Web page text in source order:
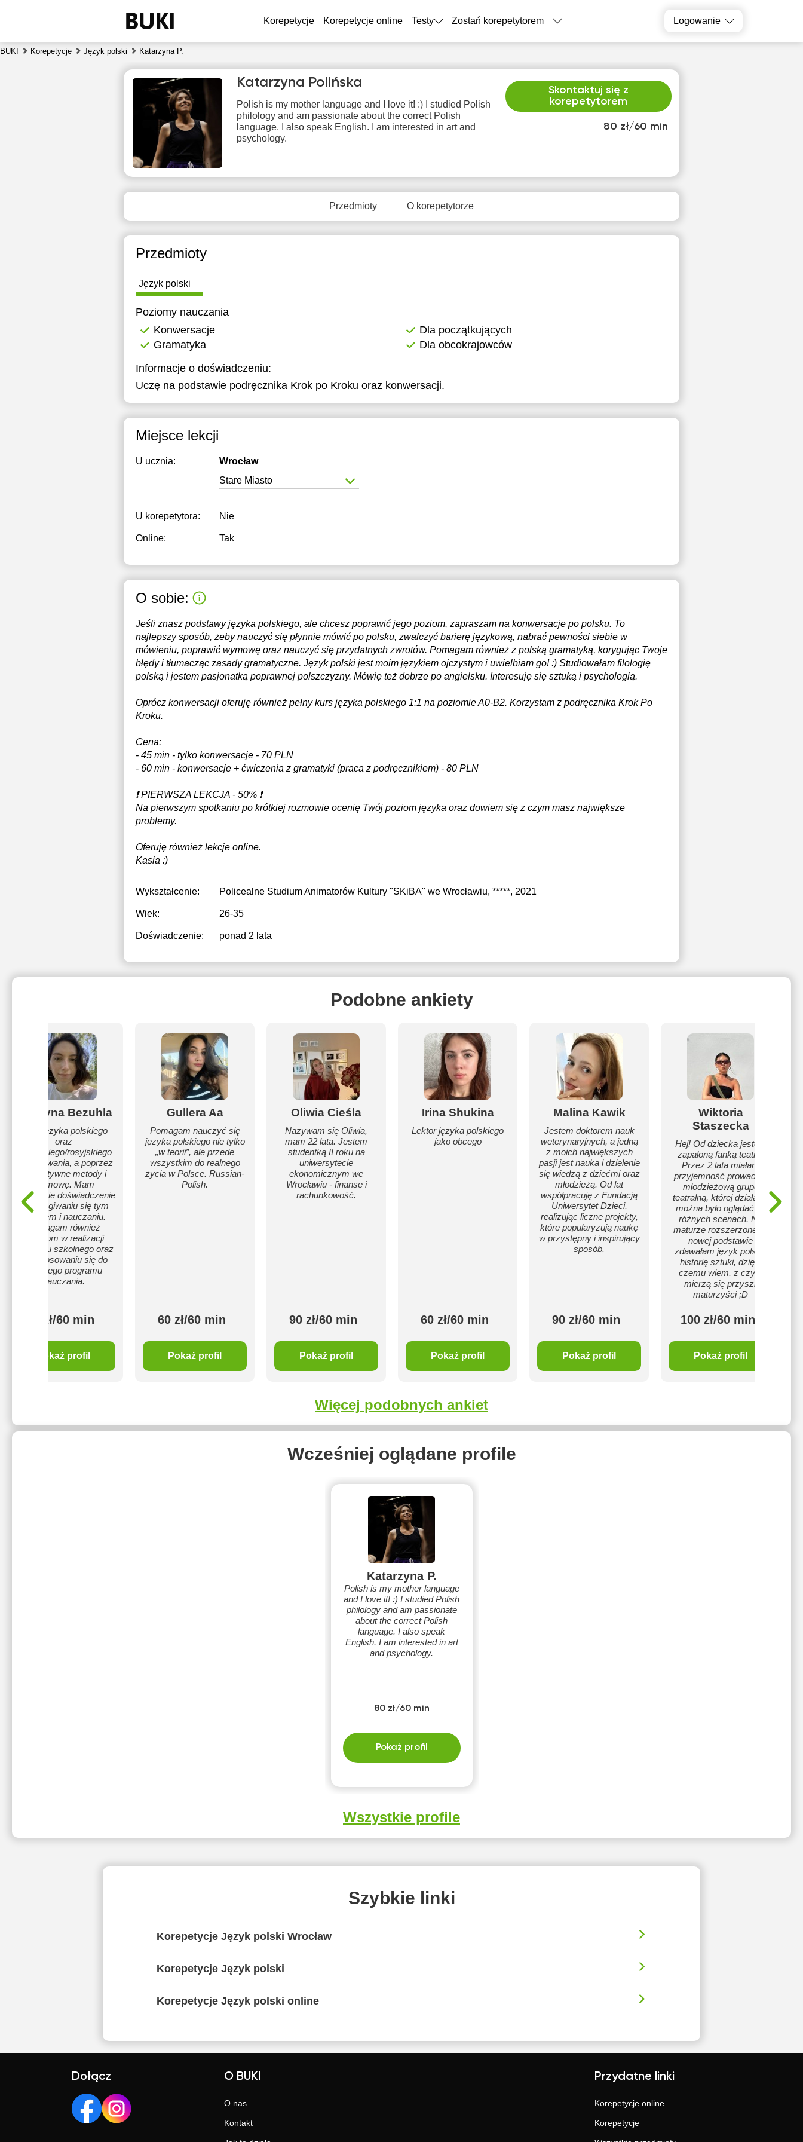
Korepetycje Korepetycje online Testy Zostań korepetytorem Logowanie
BUKI Korepetycje Język polski Katarzyna P.
80 zł/60 min
Skontaktuj się z
korepetytorem
Katarzyna Polińska
Polish is my mother language and I love it! :) I studied Polish
philology and am passionate about the correct Polish
language. I also speak English. I am interested in art and
psychology.
Przedmioty O korepetytorze
Przedmioty
Język polski
Poziomy nauczania
Konwersacje
Dla początkujących
Gramatyka
Dla obcokrajowców
Informacje o doświadczeniu:
Uczę na podstawie podręcznika Krok po Kroku oraz konwersacji.
Miejsce lekcji
U ucznia:
Wrocław
Stare Miasto
U korepetytora: Nie
Online: Tak
O sobie:
Jeśli znasz podstawy języka polskiego, ale chcesz poprawić jego poziom, zapraszam na konwersacje po polsku. To
najlepszy sposób, żeby nauczyć się płynnie mówić po polsku, zwalczyć barierę językową, nabrać pewności siebie w
mówieniu, poprawić wymowę oraz nauczyć się przydatnych zwrotów. Pomagam również z polską gramatyką, korygując Twoje
błędy i tłumacząc zasady gramatyczne. Język polski jest moim językiem ojczystym i uwielbiam go! :) Studiowałam filologię
polską i jestem pasjonatką poprawnej polszczyzny. Mówię też dobrze po angielsku. Interesuję się sztuką i psychologią.
Oprócz konwersacji oferuję również pełny kurs języka polskiego 1:1 na poziomie A0-B2. Korzystam z podręcznika Krok Po
Kroku.
Cena:
- 45 min - tylko konwersacje - 70 PLN
- 60 min - konwersacje + ćwiczenia z gramatyki (praca z podręcznikiem) - 80 PLN
❗️ PIERWSZA LEKCJA - 50% ❗️
Na pierwszym spotkaniu po krótkiej rozmowie ocenię Twój poziom języka oraz dowiem się z czym masz największe
problemy.
Oferuję również lekcje online.
Kasia :)
Wykształcenie: Policealne Studium Animatorów Kultury "SKiBA" we Wrocławiu, *****, 2021
Wiek: 26-35
Doświadczenie: ponad 2 lata
Podobne ankiety
Kateryna Bezuhla
Uczę języka polskiego
oraz
ukraińskiego/rosyjskiego
bez wkuwania, a poprzez
interaktywne metody i
rozmowę. Mam
pięcioletnie doświadczenie
w posługiwaniu się tym
językiem i nauczaniu.
Pomagam również
dzieciom w realizacji
programu szkolnego oraz
w dostosowaniu się do
polskiego programu
nauczania.
80 zł/60 min
Pokaż profil
Gullera Aa
Pomagam nauczyć się
języka polskiego nie tylko
„w teorii”, ale przede
wszystkim do realnego
życia w Polsce. Russian-
Polish.
60 zł/60 min
Pokaż profil
Oliwia Cieśla
Nazywam się Oliwia,
mam 22 lata. Jestem
studentką II roku na
uniwersytecie
ekonomicznym we
Wrocławiu - finanse i
rachunkowość.
90 zł/60 min
Pokaż profil
Irina Shukina
Lektor języka polskiego
jako obcego
60 zł/60 min
Pokaż profil
Malina Kawik
Jestem doktorem nauk
weterynaryjnych, a jedną
z moich największych
pasji jest nauka i dzielenie
się wiedzą z dziećmi oraz
młodzieżą. Od lat
współpracuję z Fundacją
Uniwersytet Dzieci,
realizując liczne projekty,
które popularyzują naukę
w przystępny i inspirujący
sposób.
90 zł/60 min
Pokaż profil
Wiktoria
Staszecka
Hej! Od dziecka jestem
zapaloną fanką teatru.
Przez 2 lata miałam
przyjemność prowadzić
młodzieżową grupę
teatralną, której działania
można było oglądać na
różnych scenach. Na
maturze rozszerzonej w
nowej podstawie
zdawałam język polski i
historię sztuki, dzięki
czemu wiem, z czym
mierzą się przyszli
maturzyści ;D
100 zł/60 min
Pokaż profil
Więcej podobnych ankiet
Wcześniej oglądane profile
Katarzyna P.
Polish is my mother language
and I love it! :) I studied Polish
philology and am passionate
about the correct Polish
language. I also speak
English. I am interested in art
and psychology.
80 zł/60 min
Pokaż profil
Wszystkie profile
Szybkie linki
Korepetycje Język polski Wrocław
Korepetycje Język polski
Korepetycje Język polski online
pią
7
8
9
10
11
12
13
dostępnych
dostępnych
13:30
Brak
dostępnych
Brak
dostępnych
dostępnych
dostępnych
Dołącz O BUKI
O nas
Kontakt
Przydatne linki
Korepetycje online
Korepetycje